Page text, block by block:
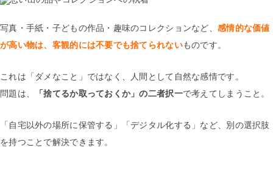
写真・手紙・子どもの作品・趣味のコレクションなど、 感情的な価値
が高い物は、客観的には不要でも捨てられないものです。
これは「ダメなこと」ではなく、人間として自然な感情です。
問題は、
「捨てるか取っておくか」の二者択一で考えてしまうこと。
「自宅以外の場所に保管する」「デジタル化する」など、別の選択肢
を持つことで解決できます。